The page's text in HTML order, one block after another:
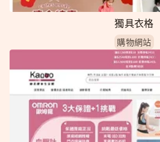
獨具衣格
購物網站